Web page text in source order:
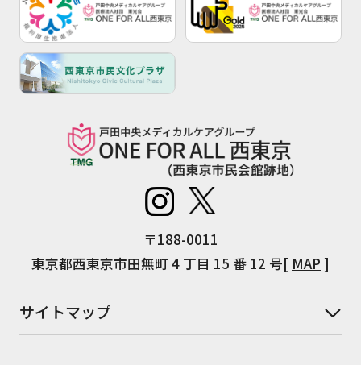
〒188-0011
東京都西東京市田無町 4 丁目 15 番 12 号[ MAP ]
サイトマップ